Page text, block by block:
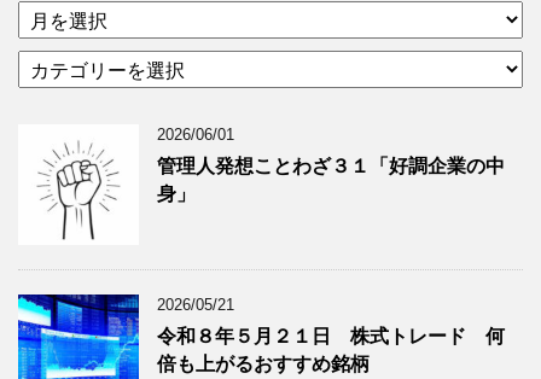
ア
ー
カ
イ
グ
記
事
を
表
テ
ー
ブ
ロ
グ
記
事
2026/06/01
管理人発想ことわざ３１「好調企業の中
身」
2026/05/21
令和８年５月２１日 株式トレード 何
倍も上がるおすすめ銘柄